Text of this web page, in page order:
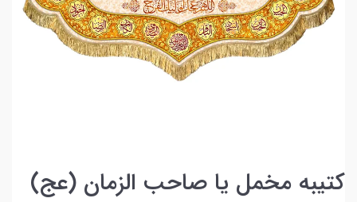
کتیبه مخمل یا صاحب الزمان (عج)